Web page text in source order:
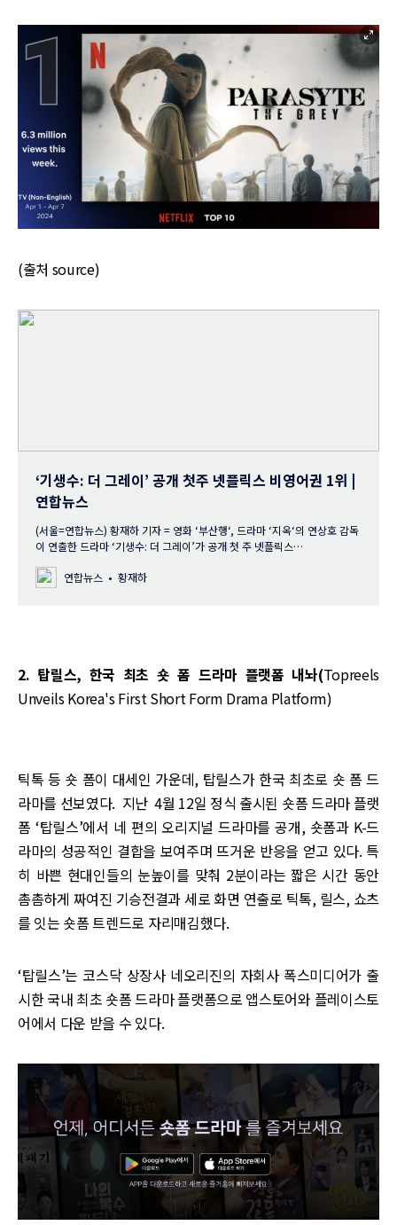
(출처 source)
‘기생수: 더 그레이’ 공개 첫주 넷플릭스 비영어권 1위 |
연합뉴스
(서울=연합뉴스) 황재하 기자 = 영화 ‘부산행‘, 드라마 ‘지옥‘의 연상호 감독
이 연출한 드라마 ‘기생수: 더 그레이’가 공개 첫 주 넷플릭스…
연합뉴스 황재하
2. 탑릴스, 한국 최초 숏 폼 드라마 플랫폼 내놔(Topreels
Unveils Korea's First Short Form Drama Platform)
틱톡 등 숏 폼이 대세인 가운데, 탑릴스가 한국 최초로 숏 폼 드
라마를 선보였다. 지난 4월 12일 정식 출시된 숏폼 드라마 플랫
폼 ‘탑릴스’에서 네 편의 오리지널 드라마를 공개, 숏폼과 K-드
라마의 성공적인 결합을 보여주며 뜨거운 반응을 얻고 있다. 특
히 바쁜 현대인들의 눈높이를 맞춰 2분이라는 짧은 시간 동안
촘촘하게 짜여진 기승전결과 세로 화면 연출로 틱톡, 릴스, 쇼츠
를 잇는 숏폼 트렌드로 자리매김했다.
‘탑릴스’는 코스닥 상장사 네오리진의 자회사 폭스미디어가 출
시한 국내 최초 숏폼 드라마 플랫폼으로 앱스토어와 플레이스토
어에서 다운 받을 수 있다.